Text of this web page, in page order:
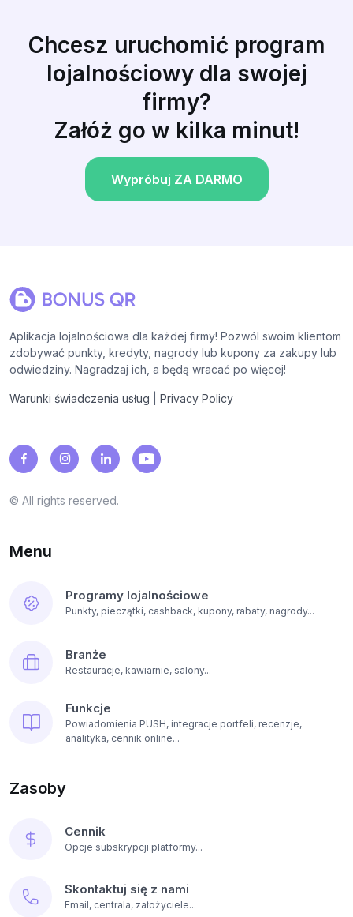
Chcesz uruchomić program
lojalnościowy dla swojej
firmy?
Załóż go w kilka minut!
Wypróbuj ZA DARMO
Aplikacja lojalnościowa dla każdej firmy! Pozwól swoim klientom
zdobywać punkty, kredyty, nagrody lub kupony za zakupy lub
odwiedziny. Nagradzaj ich, a będą wracać po więcej!
Warunki świadczenia usług Privacy Policy
© All rights reserved.
Menu
Programy lojalnościowe
Punkty, pieczątki, cashback, kupony, rabaty, nagrody...
Branże
Restauracje, kawiarnie, salony...
Funkcje
Powiadomienia PUSH, integracje portfeli, recenzje,
analityka, cennik online...
Zasoby
Cennik
Opcje subskrypcji platformy...
Skontaktuj się z nami
Email, centrala, założyciele...